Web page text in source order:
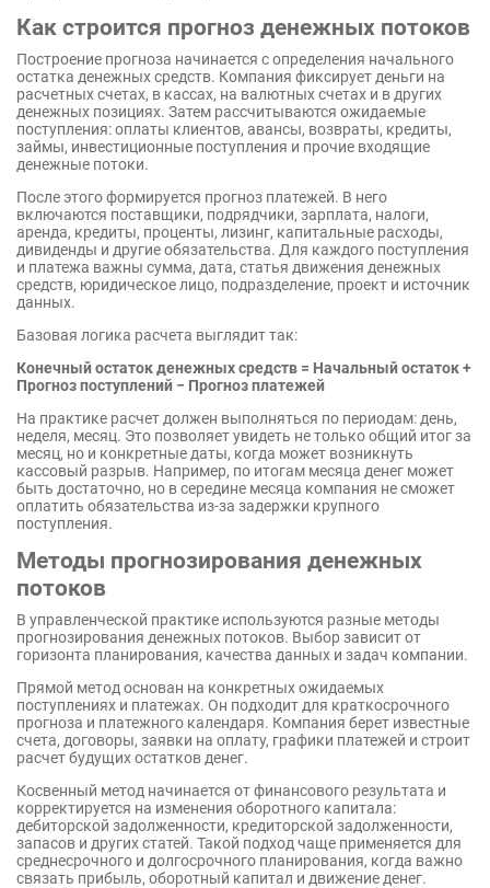
Как строится прогноз денежных потоков
Построение прогноза начинается с определения начального
остатка денежных средств. Компания фиксирует деньги на
расчетных счетах, в кассах, на валютных счетах и в других
денежных позициях. Затем рассчитываются ожидаемые
поступления: оплаты клиентов, авансы, возвраты, кредиты,
займы, инвестиционные поступления и прочие входящие
денежные потоки.
После этого формируется прогноз платежей. В него
включаются поставщики, подрядчики, зарплата, налоги,
аренда, кредиты, проценты, лизинг, капитальные расходы,
дивиденды и другие обязательства. Для каждого поступления
и платежа важны сумма, дата, статья движения денежных
средств, юридическое лицо, подразделение, проект и источник
данных.
Базовая логика расчета выглядит так:
Конечный остаток денежных средств = Начальный остаток +
Прогноз поступлений − Прогноз платежей
На практике расчет должен выполняться по периодам: день,
неделя, месяц. Это позволяет увидеть не только общий итог за
месяц, но и конкретные даты, когда может возникнуть
кассовый разрыв. Например, по итогам месяца денег может
быть достаточно, но в середине месяца компания не сможет
оплатить обязательства из-за задержки крупного
поступления.
Методы прогнозирования денежных
потоков
В управленческой практике используются разные методы
прогнозирования денежных потоков. Выбор зависит от
горизонта планирования, качества данных и задач компании.
Прямой метод основан на конкретных ожидаемых
поступлениях и платежах. Он подходит для краткосрочного
прогноза и платежного календаря. Компания берет известные
счета, договоры, заявки на оплату, графики платежей и строит
расчет будущих остатков денег.
Косвенный метод начинается от финансового результата и
корректируется на изменения оборотного капитала:
дебиторской задолженности, кредиторской задолженности,
запасов и других статей. Такой подход чаще применяется для
среднесрочного и долгосрочного планирования, когда важно
связать прибыль, оборотный капитал и движение денег.